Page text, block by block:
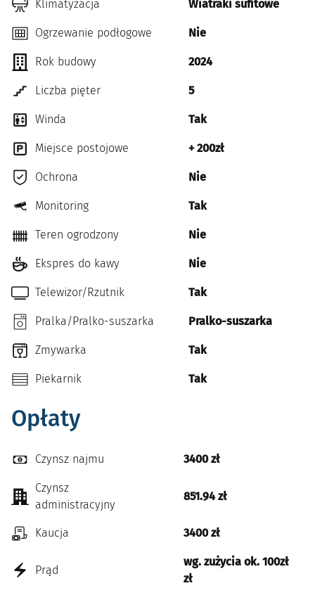
Klimatyzacja Wiatraki sufitowe
Ogrzewanie podłogowe Nie
Rok budowy 2024
Liczba pięter 5
Winda Tak
Miejsce postojowe + 200zł
Ochrona Nie
Monitoring Tak
Teren ogrodzony Nie
Ekspres do kawy Nie
Telewizor/Rzutnik Tak
Pralka/Pralko-suszarka Pralko-suszarka
Zmywarka Tak
Piekarnik Tak
Opłaty
Czynsz najmu 3400 zł
Czynsz
administracyjny
851.94 zł
Kaucja 3400 zł
Prąd
wg. zużycia ok. 100zł
zł